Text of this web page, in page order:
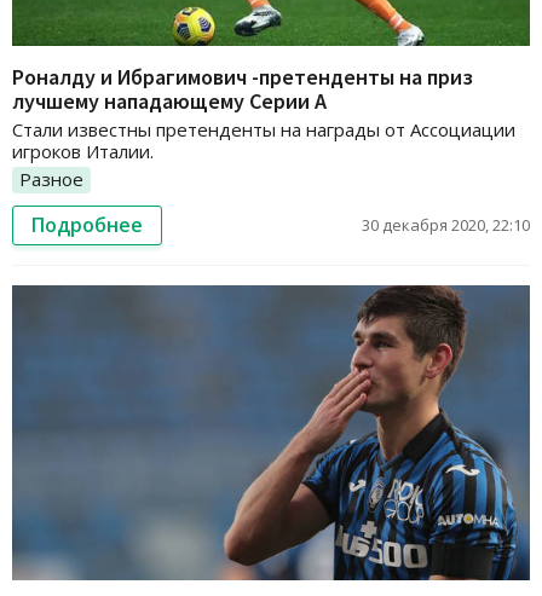
Роналду и Ибрагимович -претенденты на приз
лучшему нападающему Серии А
Стали известны претенденты на награды от Ассоциации
игроков Италии.
Разное
Подробнее 30 декабря 2020, 22:10